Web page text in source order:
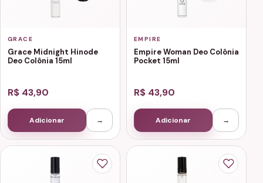
GRACE
Grace Midnight Hinode
Deo Colônia 15ml
R$ 43,90
Adicionar →
EMPIRE
Empire Woman Deo Colônia
Pocket 15ml
R$ 43,90
Adicionar →